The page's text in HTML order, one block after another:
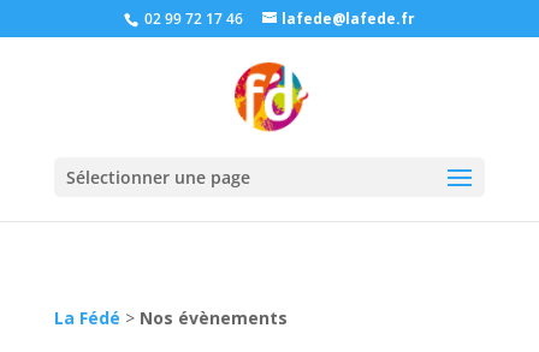
02 99 72 17 46 lafede@lafede.fr
Sélectionner une page
La Fédé > Nos évènements